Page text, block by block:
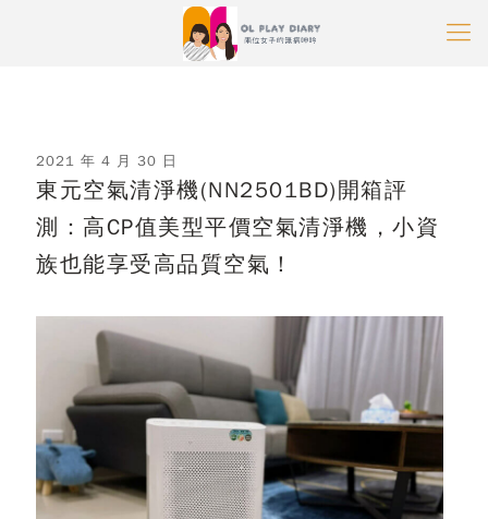
2021 年 4 月 30 日
東元空氣清淨機(NN2501BD)開箱評
測：高CP值美型平價空氣清淨機，小資
族也能享受高品質空氣！